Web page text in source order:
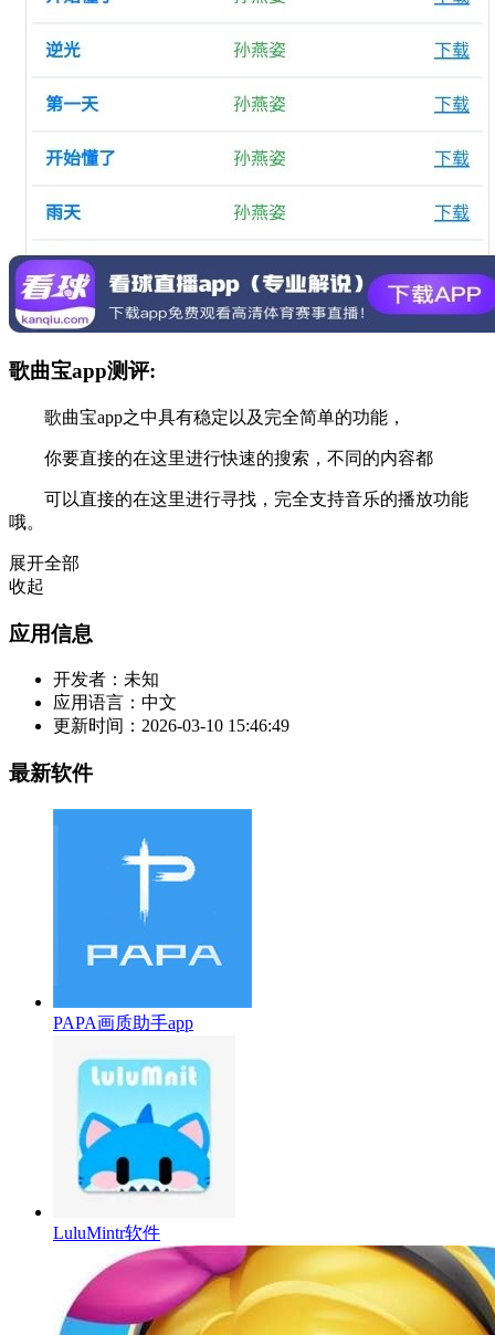
歌曲宝app测评:
歌曲宝app之中具有稳定以及完全简单的功能，
你要直接的在这里进行快速的搜索，不同的内容都
可以直接的在这里进行寻找，完全支持音乐的播放功能
哦。
展开全部
收起
应用信息
开发者： 未知
应用语言： 中文
更新时间： 2026-03-10 15:46:49
最新软件
PAPA画质助手app
LuluMintr软件